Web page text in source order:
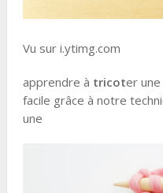
Vu sur i.ytimg.com
apprendre à tricoter
facile grâce à notre
une